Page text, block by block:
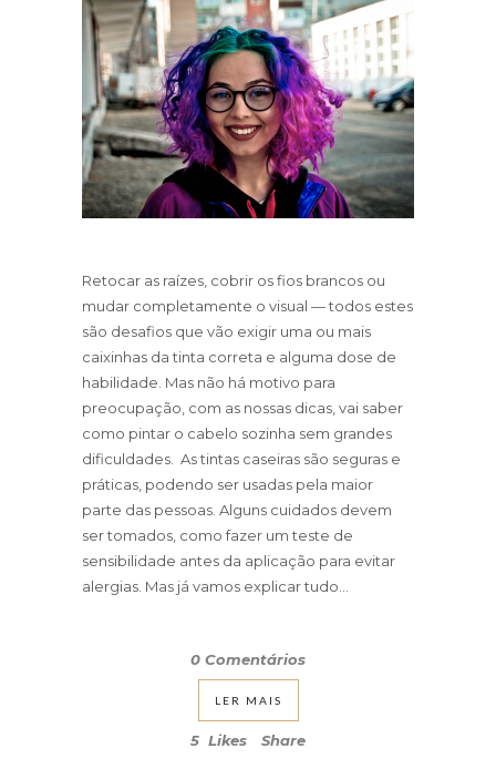
Retocar as raízes, cobrir os fios brancos ou
mudar completamente o visual — todos estes
são desafios que vão exigir uma ou mais
caixinhas da tinta correta e alguma dose de
habilidade. Mas não há motivo para
preocupação, com as nossas dicas, vai saber
como pintar o cabelo sozinha sem grandes
dificuldades. As tintas caseiras são seguras e
práticas, podendo ser usadas pela maior
parte das pessoas. Alguns cuidados devem
ser tomados, como fazer um teste de
sensibilidade antes da aplicação para evitar
alergias. Mas já vamos explicar tudo...
0 Comentários
LER MAIS
5 Likes Share